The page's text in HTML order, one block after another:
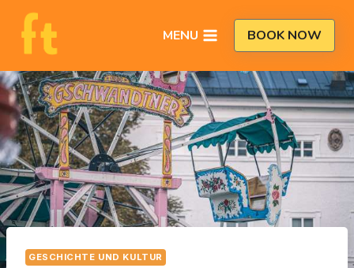
Zum
Inhalt
springen
MENU BOOK NOW
GESCHICHTE UND KULTUR